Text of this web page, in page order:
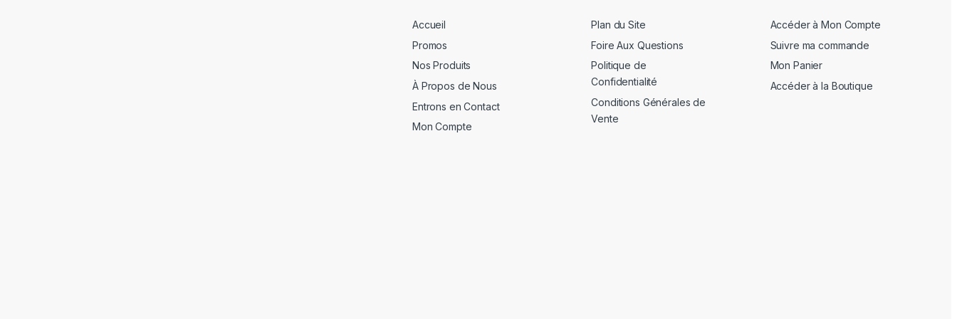
Accueil
Promos
Nos Produits
À Propos de Nous
Entrons en Contact
Mon Compte
Plan du Site
Foire Aux Questions
Politique de
Confidentialité
Conditions Générales de
Vente
Accéder à Mon Compte
Suivre ma commande
Mon Panier
Accéder à la Boutique